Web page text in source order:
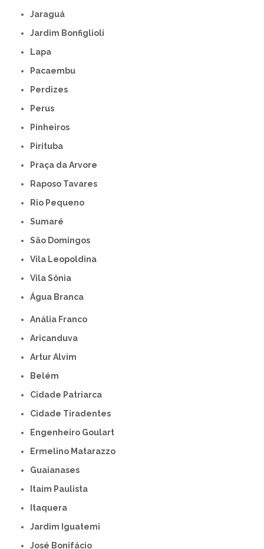
Jaraguá
Jardim Bonfiglioli
Lapa
Pacaembu
Perdizes
Perus
Pinheiros
Pirituba
Praça da Arvore
Raposo Tavares
Rio Pequeno
Sumaré
São Domingos
Vila Leopoldina
Vila Sônia
Água Branca
Anália Franco
Aricanduva
Artur Alvim
Belém
Cidade Patriarca
Cidade Tiradentes
Engenheiro Goulart
Ermelino Matarazzo
Guaianases
Itaim Paulista
Itaquera
Jardim Iguatemi
José Bonifácio